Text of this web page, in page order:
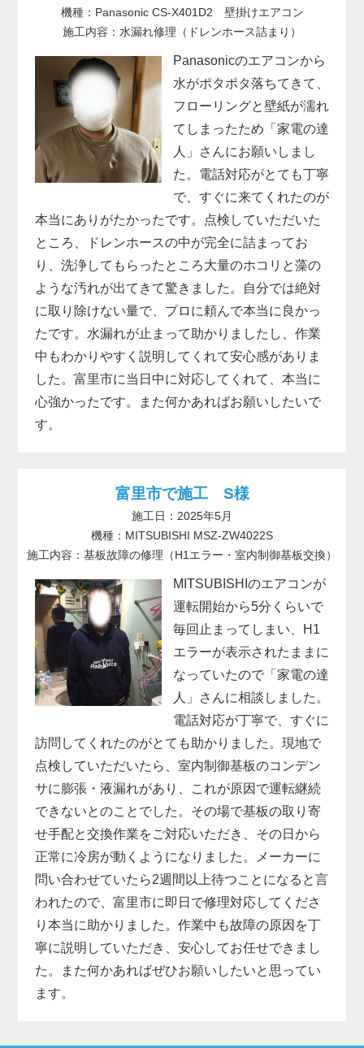
機種：Panasonic CS-X401D2 壁掛けエアコン
施工内容：水漏れ修理（ドレンホース詰まり）
Panasonicのエアコンから
水がポタポタ落ちてきて、
フローリングと壁紙が濡れ
てしまったため「家電の達
人」さんにお願いしまし
た。電話対応がとても丁寧
で、すぐに来てくれたのが
本当にありがたかったです。点検していただいた
ところ、ドレンホースの中が完全に詰まってお
り、洗浄してもらったところ大量のホコリと藻の
ような汚れが出てきて驚きました。自分では絶対
に取り除けない量で、プロに頼んで本当に良かっ
たです。水漏れが止まって助かりましたし、作業
中もわかりやすく説明してくれて安心感がありま
した。富里市に当日中に対応してくれて、本当に
心強かったです。また何かあればお願いしたいで
す。
富里市で施工 S様
施工日：2025年5月
機種：MITSUBISHI MSZ-ZW4022S
施工内容：基板故障の修理（H1エラー・室内制御基板交換）
MITSUBISHIのエアコンが
運転開始から5分くらいで
毎回止まってしまい、H1
エラーが表示されたままに
なっていたので「家電の達
人」さんに相談しました。
電話対応が丁寧で、すぐに
訪問してくれたのがとても助かりました。現地で
点検していただいたら、室内制御基板のコンデン
サに膨張・液漏れがあり、これが原因で運転継続
できないとのことでした。その場で基板の取り寄
せ手配と交換作業をご対応いただき、その日から
正常に冷房が動くようになりました。メーカーに
問い合わせていたら2週間以上待つことになると言
われたので、富里市に即日で修理対応してくださ
り本当に助かりました。作業中も故障の原因を丁
寧に説明していただき、安心してお任せできまし
た。また何かあればぜひお願いしたいと思ってい
ます。